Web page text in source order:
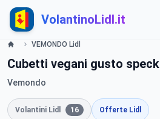
VolantinoLidl.it
VEMONDO Lidl
Cubetti vegani gusto speck
Vemondo
Volantini Lidl 16 Offerte Lidl